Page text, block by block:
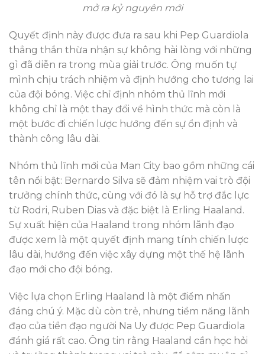
mở ra kỷ nguyên mới
Quyết định này được đưa ra sau khi Pep Guardiola
thẳng thắn thừa nhận sự không hài lòng với những
gì đã diễn ra trong mùa giải trước. Ông muốn tự
mình chịu trách nhiệm và định hướng cho tương lai
của đội bóng. Việc chỉ định nhóm thủ lĩnh mới
không chỉ là một thay đổi về hình thức mà còn là
một bước đi chiến lược hướng đến sự ổn định và
thành công lâu dài.
Nhóm thủ lĩnh mới của Man City bao gồm những cái
tên nổi bật: Bernardo Silva sẽ đảm nhiệm vai trò đội
trưởng chính thức, cùng với đó là sự hỗ trợ đắc lực
từ Rodri, Ruben Dias và đặc biệt là Erling Haaland.
Sự xuất hiện của Haaland trong nhóm lãnh đạo
được xem là một quyết định mang tính chiến lược
lâu dài, hướng đến việc xây dựng một thế hệ lãnh
đạo mới cho đội bóng.
Việc lựa chọn Erling Haaland là một điểm nhấn
đáng chú ý. Mặc dù còn trẻ, nhưng tiềm năng lãnh
đạo của tiền đạo người Na Uy được Pep Guardiola
đánh giá rất cao. Ông tin rằng Haaland cần học hỏi